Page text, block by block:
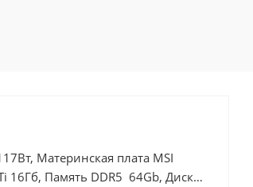
Материнская плата MSI
16Гб, Память DDR5 64Gb, Диски